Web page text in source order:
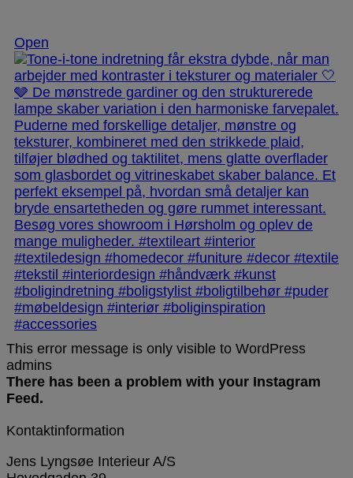
Open
This error message is only visible to WordPress
admins
There has been a problem with your Instagram
Feed.
Kontaktinformation
Jens Lyngsøe Interieur A/S